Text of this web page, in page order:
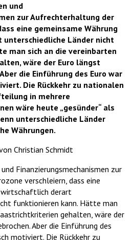
und
zur Aufrechterhaltung der
eine gemeinsame Währung
Länder nicht
man sich an die vereinbarten
wäre der Euro längst
die Einführung des Euro war
Die Rückkehr zu nationalen
in mehrere
wäre heute „gesünder“ als
unterschiedliche Länder
Währungen.
Christian Schmidt
Finanzierungsmechanismen zur
verschleiern, dass eine
wirtschaftlich derart
funktionieren kann. Hätte man
gehalten, wäre der
Aber die Einführung des
motiviert. Die Rückkehr zu